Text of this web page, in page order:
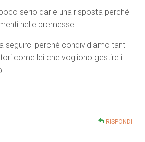
serio darle una risposta perché
nelle premesse.
seguirci perché condividiamo tanti
come lei che vogliono gestire il
RISPONDI